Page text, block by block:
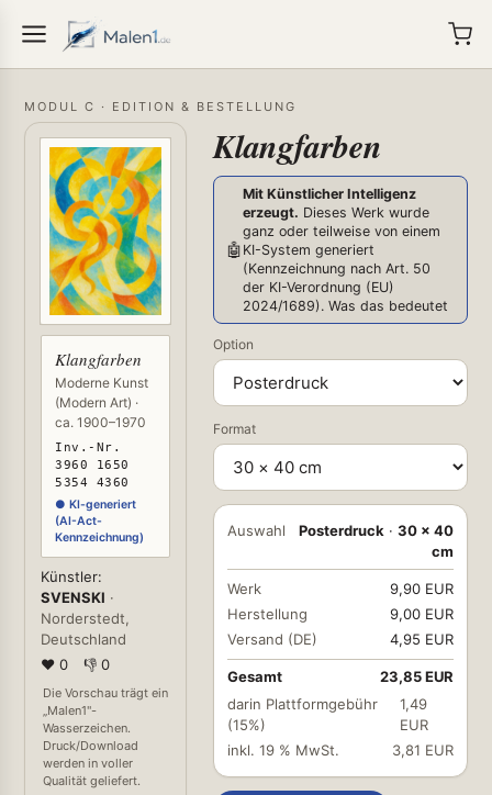
MODUL C · EDITION & BESTELLUNG
Klangfarben
Moderne Kunst
(Modern Art) ·
ca. 1900–1970
Inv.-Nr.
3960 1650
5354 4360
● KI-generiert
(AI-Act-
Kennzeichnung)
Künstler:
SVENSKI ·
Norderstedt,
Deutschland
❤ 0
👎 0
Die Vorschau trägt ein
„Malen1"-
Wasserzeichen.
Druck/Download
werden in voller
Qualität geliefert.
Klangfarben
🤖
Mit Künstlicher Intelligenz
erzeugt. Dieses Werk wurde
ganz oder teilweise von einem
KI-System generiert
(Kennzeichnung nach Art. 50
der KI-Verordnung (EU)
2024/1689). Was das bedeutet
Option
Format
Auswahl Posterdruck · 30 × 40
cm
Werk
9,90 EUR
Herstellung
9,00 EUR
Versand (DE)
4,95 EUR
Gesamt
23,85 EUR
darin Plattformgebühr
(15%)
1,49
EUR
inkl. 19 % MwSt.
3,81 EUR